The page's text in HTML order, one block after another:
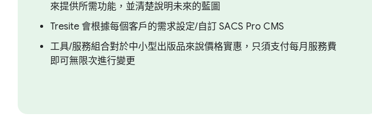
來提供所需功能，並清楚說明未來的藍圖
Tresite 會根據每個客戶的需求設定/自訂 SACS Pro CMS
工具/服務組合對於中小型出版品來說價格實惠，只須支付每月服務費
即可無限次進行變更